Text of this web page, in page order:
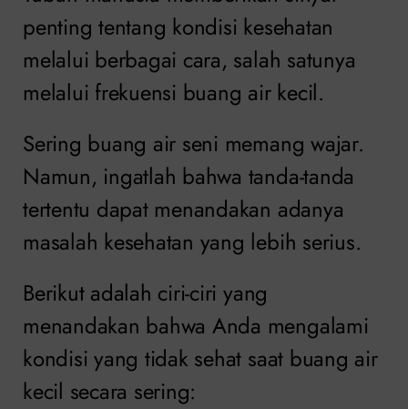
penting tentang kondisi kesehatan
melalui berbagai cara, salah satunya
melalui frekuensi buang air kecil.
Sering buang air seni memang wajar.
Namun, ingatlah bahwa tanda-tanda
tertentu dapat menandakan adanya
masalah kesehatan yang lebih serius.
Berikut adalah ciri-ciri yang
menandakan bahwa Anda mengalami
kondisi yang tidak sehat saat buang air
kecil secara sering: